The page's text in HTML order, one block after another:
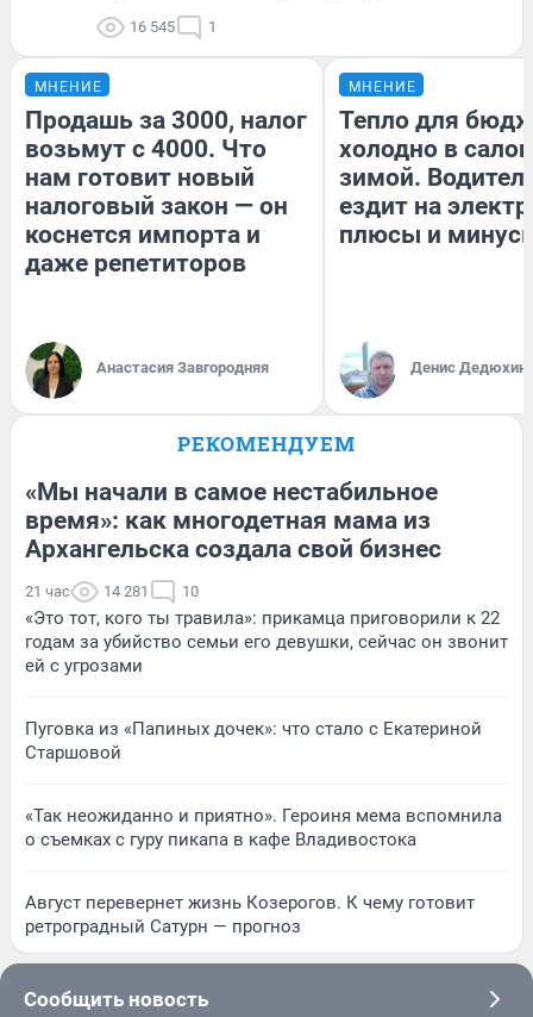
16 545 1
МНЕНИЕ
Продашь за 3000, налог
возьмут с 4000. Что
нам готовит новый
налоговый закон — он
коснется импорта и
даже репетиторов
Анастасия Завгородняя
МНЕНИЕ
Тепло для
холодно в
зимой.
ездит на
плюсы и
Денис Дедюхин
РЕКОМЕНДУЕМ
«Мы начали в самое нестабильное
время»: как многодетная мама из
Архангельска создала свой бизнес
21 час 14 281 10
«Это тот, кого ты травила»: прикамца приговорили к 22
годам за убийство семьи его девушки, сейчас он звонит
ей с угрозами
Пуговка из «Папиных дочек»: что стало с Екатериной
Старшовой
«Так неожиданно и приятно». Героиня мема вспомнила
о съемках с гуру пикапа в кафе Владивостока
Август перевернет жизнь Козерогов. К чему готовит
ретроградный Сатурн — прогноз
Сообщить новость